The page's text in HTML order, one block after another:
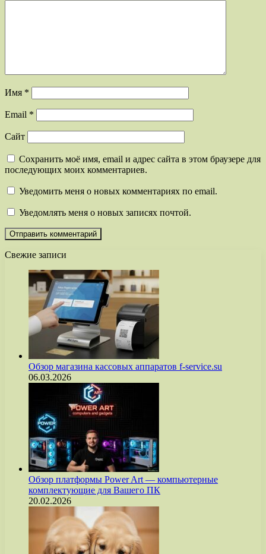
Имя *
Email *
Сайт
Сохранить моё имя, email и адрес сайта в этом браузере для
последующих моих комментариев.
Уведомить меня о новых комментариях по email.
Уведомлять меня о новых записях почтой.
Свежие записи
Обзор магазина кассовых аппаратов f-service.su
06.03.2026
Обзор платформы Power Art — компьютерные
комплектующие для Вашего ПК
20.02.2026